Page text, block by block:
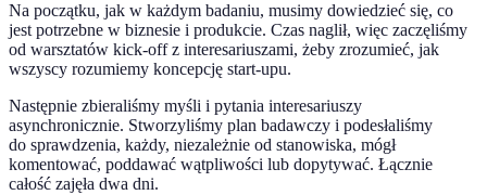
Na początku, jak w każdym badaniu, musimy dowiedzieć się, co
jest potrzebne w biznesie i produkcie. Czas naglił, więc zaczęliśmy
od warsztatów kick-off z interesariuszami, żeby zrozumieć, jak
wszyscy rozumiemy koncepcję start-upu.
Następnie zbieraliśmy myśli i pytania interesariuszy
asynchronicznie. Stworzyliśmy plan badawczy i podesłaliśmy
do sprawdzenia, każdy, niezależnie od stanowiska, mógł
komentować, poddawać wątpliwości lub dopytywać. Łącznie
całość zajęła dwa dni.